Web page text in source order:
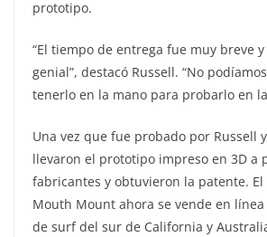
prototipo.
“El tiempo de entrega fue muy breve
genial”, destacó Russell. “No
tenerlo en la mano para probarlo en
Una vez que fue probado por Russell
llevaron el prototipo impreso en 3D a
fabricantes y obtuvieron la patente.
Mouth Mount ahora se vende en
de surf del sur de California y